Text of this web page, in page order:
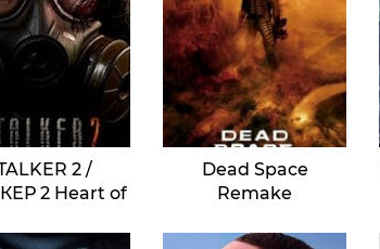
2 /
2 Heart of
Dead Space
Remake